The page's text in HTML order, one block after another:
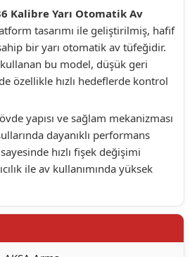
Kalibre Yarı Otomatik Av
tasarımı ile geliştirilmiş, hafif
bir yarı otomatik av tüfeğidir.
bu model, düşük geri
özellikle hızlı hedeflerde kontrol
yapısı ve sağlam mekanizması
dayanıklı performans
hızlı fişek değişimi
ile av kullanımında yüksek